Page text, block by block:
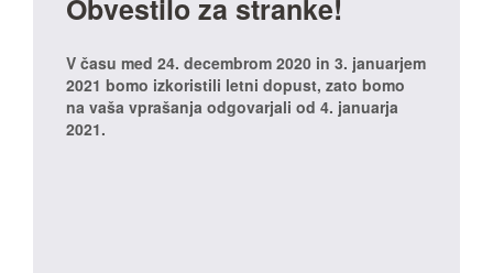
Obvestilo za stranke!
V času med 24. decembrom 2020 in 3. januarjem
2021 bomo izkoristili letni dopust, zato bomo
na vaša vprašanja odgovarjali od 4. januarja
2021.